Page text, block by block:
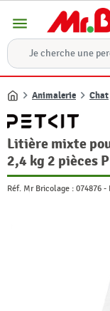
menu
Accueil
Animalerie Chat
Litière mixte
2,4 kg 2 pièces
Réf. Mr Bricolage : 074876 -